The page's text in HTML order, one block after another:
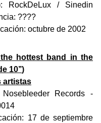
RockDeLux / Sinedin
????
octubre de 2002
hottest band in the
10’’)
artistas
Nosebleeder Records -
17 de septiembre